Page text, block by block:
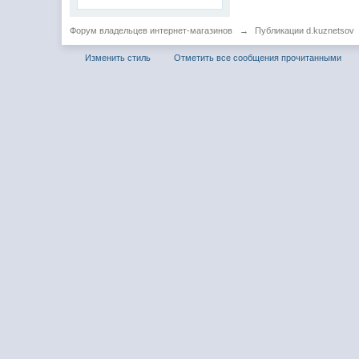
Форум владельцев интернет-магазинов → Публикации d.kuznetsov
Изменить стиль Отметить все сообщения прочитанными